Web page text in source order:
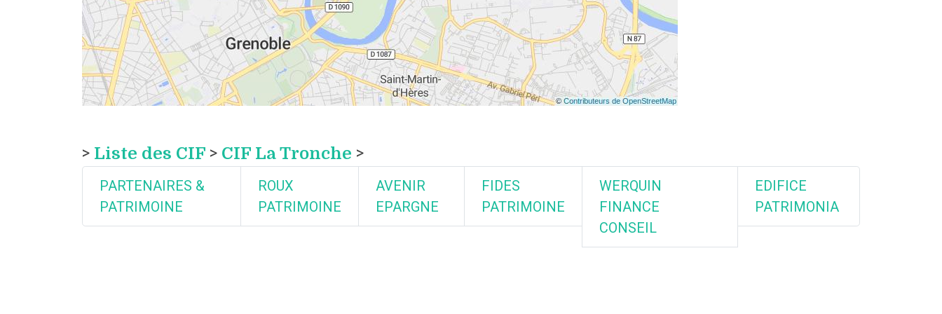
> Liste des CIF > CIF La Tronche >
PARTENAIRES &
PATRIMOINE
ROUX
PATRIMOINE
AVENIR
EPARGNE
FIDES
PATRIMOINE
WERQUIN
FINANCE
CONSEIL
EDIFICE
PATRIMONIA